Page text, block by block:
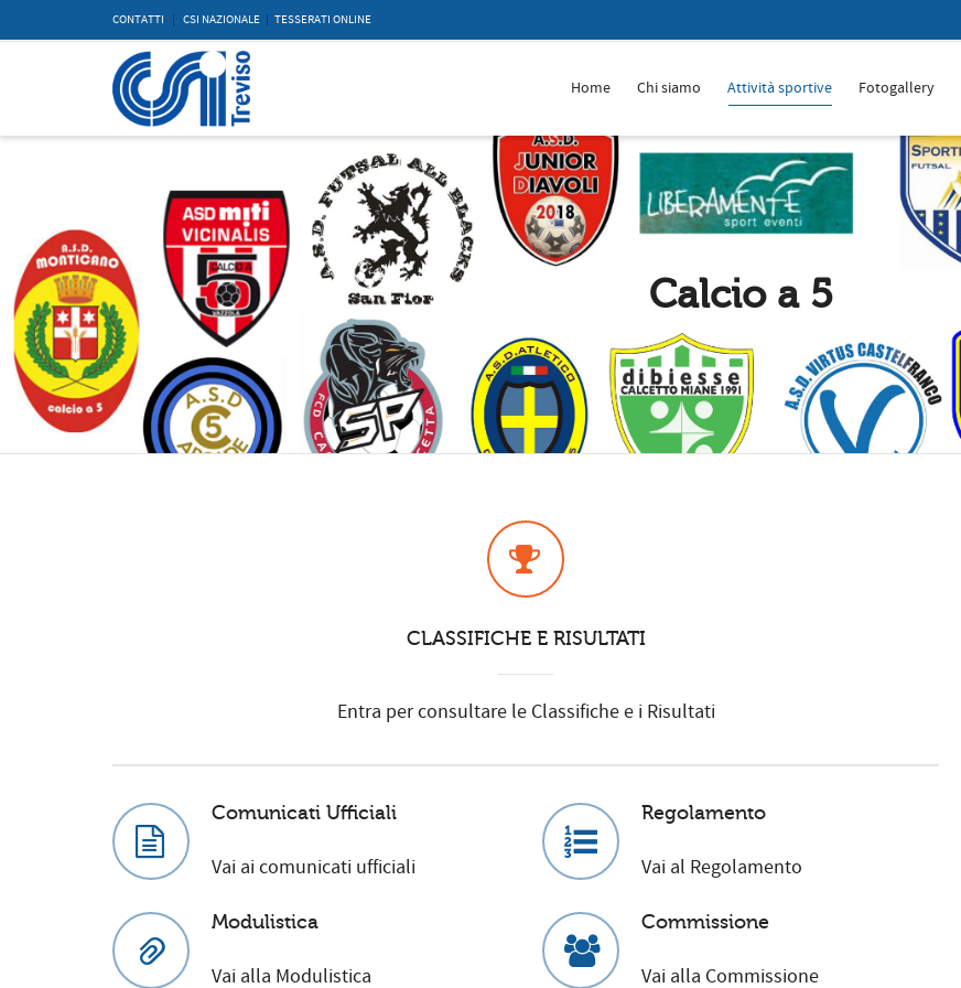
CONTATTI CSI NAZIONALE TESSERATI ONLINE
Home Chi siamo Attività sportive Fotogallery
Calcio a 5
CLASSIFICHE E RISULTATI
Entra per consultare le Classifiche e i Risultati
Comunicati Ufficiali
Vai ai comunicati ufficiali
Regolamento
Vai al Regolamento
Modulistica
Vai alla Modulistica
Commissione
Vai alla Commissione